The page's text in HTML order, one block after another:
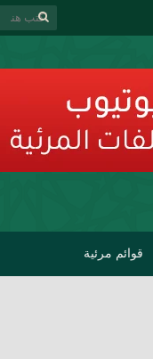
قوائم مرئية